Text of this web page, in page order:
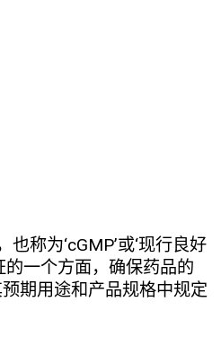
称为‘cGMP’或‘现行良好
的一个方面，确保药品的
期用途和产品规格中规定